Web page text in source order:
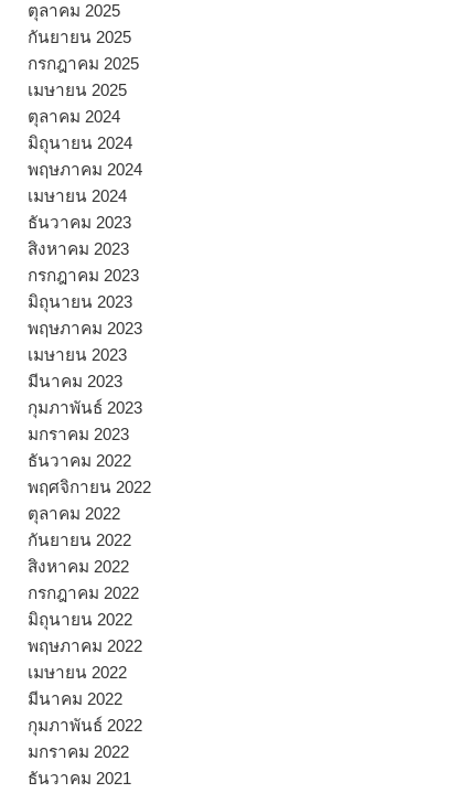
ตุลาคม 2025
กันยายน 2025
กรกฎาคม 2025
เมษายน 2025
ตุลาคม 2024
มิถุนายน 2024
พฤษภาคม 2024
เมษายน 2024
ธันวาคม 2023
สิงหาคม 2023
กรกฎาคม 2023
มิถุนายน 2023
พฤษภาคม 2023
เมษายน 2023
มีนาคม 2023
กุมภาพันธ์ 2023
มกราคม 2023
ธันวาคม 2022
พฤศจิกายน 2022
ตุลาคม 2022
กันยายน 2022
สิงหาคม 2022
กรกฎาคม 2022
มิถุนายน 2022
พฤษภาคม 2022
เมษายน 2022
มีนาคม 2022
กุมภาพันธ์ 2022
มกราคม 2022
ธันวาคม 2021